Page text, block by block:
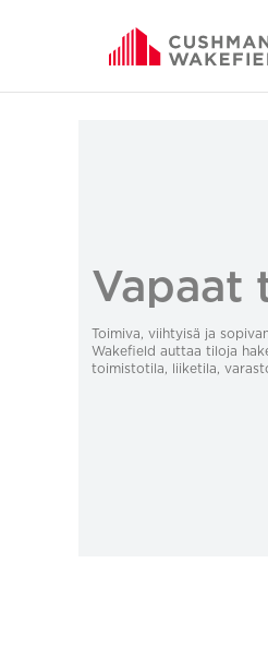
Vapaat
Toimiva, viihtyisä ja
Wakefield auttaa tiloja
toimistotila, liiketila,